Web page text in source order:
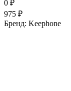
0 ₽
975 ₽
Бренд: Keephone